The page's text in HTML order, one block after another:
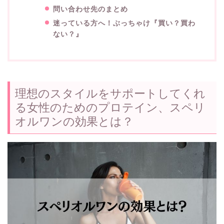
問い合わせ先のまとめ
迷っている方へ！ぶっちゃけ『買い？買わ
ない？』
理想のスタイルをサポートしてくれ
る女性のためのプロテイン、スペリ
オルワンの効果とは？